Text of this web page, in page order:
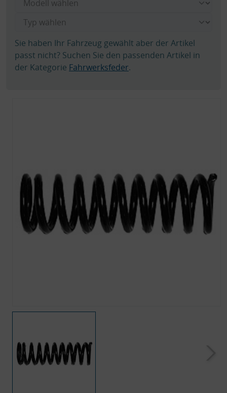
Sie haben Ihr Fahrzeug gewählt aber der Artikel
passt nicht? Suchen Sie den passenden Artikel in
der Kategorie Fahrwerksfeder.